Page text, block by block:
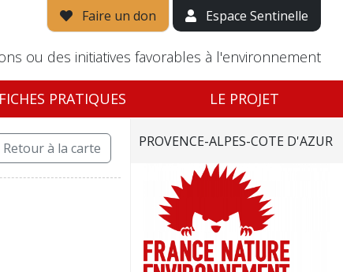
Faire un don Espace Sentinelle
ou des initiatives favorables à l'environnement
FICHES PRATIQUES LE PROJET
Retourà la carte PROVENCE-ALPES-COTE D'AZUR